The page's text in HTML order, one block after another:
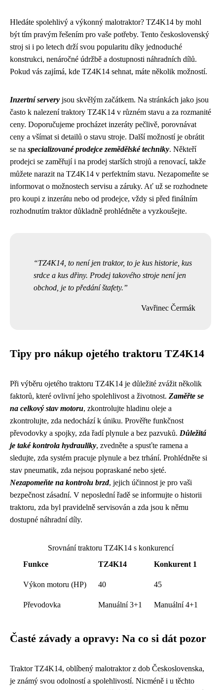
Hledáte spolehlivý a výkonný malotraktor? TZ4K14 by mohl
být tím pravým řešením pro vaše potřeby. Tento československý
stroj si i po letech drží svou popularitu díky jednoduché
konstrukci, nenáročné údržbě a dostupnosti náhradních dílů.
Pokud vás zajímá, kde TZ4K14 sehnat, máte několik možností.
Inzertní servery jsou skvělým začátkem. Na stránkách jako jsou
často k nalezení traktory TZ4K14 v různém stavu a za rozmanité
ceny. Doporučujeme procházet inzeráty pečlivě, porovnávat
ceny a všímat si detailů o stavu stroje. Další možností je obrátit
se na specializované prodejce zemědělské techniky. Někteří
prodejci se zaměřují i na prodej starších strojů a renovací, takže
můžete narazit na TZ4K14 v perfektním stavu. Nezapomeňte se
informovat o možnostech servisu a záruky. Ať už se rozhodnete
pro koupi z inzerátu nebo od prodejce, vždy si před finálním
rozhodnutím traktor důkladně prohlédněte a vyzkoušejte.
TZ4K14, to není jen traktor, to je kus historie, kus
srdce a kus dřiny. Prodej takového stroje není jen
obchod, je to předání štafety.
Vavřinec Čermák
Tipy pro nákup ojetého traktoru TZ4K14
Při výběru ojetého traktoru TZ4K14 je důležité zvážit několik
faktorů, které ovlivní jeho spolehlivost a životnost. Zaměřte se
na celkový stav motoru, zkontrolujte hladinu oleje a
zkontrolujte, zda nedochází k úniku. Prověřte funkčnost
převodovky a spojky, zda řadí plynule a bez pazvuků. Důležitá
je také kontrola hydrauliky, zvedněte a spusťte ramena a
sledujte, zda systém pracuje plynule a bez trhání. Prohlédněte si
stav pneumatik, zda nejsou popraskané nebo sjeté.
Nezapomeňte na kontrolu brzd, jejich účinnost je pro vaši
bezpečnost zásadní. V neposlední řadě se informujte o historii
traktoru, zda byl pravidelně servisován a zda jsou k němu
dostupné náhradní díly.
Srovnání traktoru TZ4K14 s konkurencí
Funkce
TZ4K14 Konkurent 1
Výkon motoru (HP) 40 45
Převodovka Manuální 3+1 Manuální 4+1
Časté závady a opravy: Na co si dát pozor
Traktor TZ4K14, oblíbený malotraktor z dob Československa,
je známý svou odolností a spolehlivostí. Nicméně i u těchto